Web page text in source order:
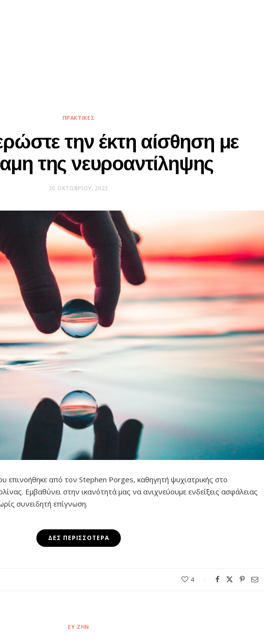
ΠΡΑΚΤΙΚΈΣ
την έκτη αίσθηση με
της νευροαντίληψης
30 ΟΚΤΩΒΡΊΟΥ, 2023
επινοήθηκε από τον Stephen Porges, καθηγητή ψυχιατρικής στο
Eμβαθύνει στην ικανότητά μας να ανιχνεύουμε ενδείξεις ασφάλειας
συνειδητή επίγνωση.
ΔΕΣ ΠΕΡΙΣΣΌΤΕΡΑ
4
ΕΥ ΖΗΝ